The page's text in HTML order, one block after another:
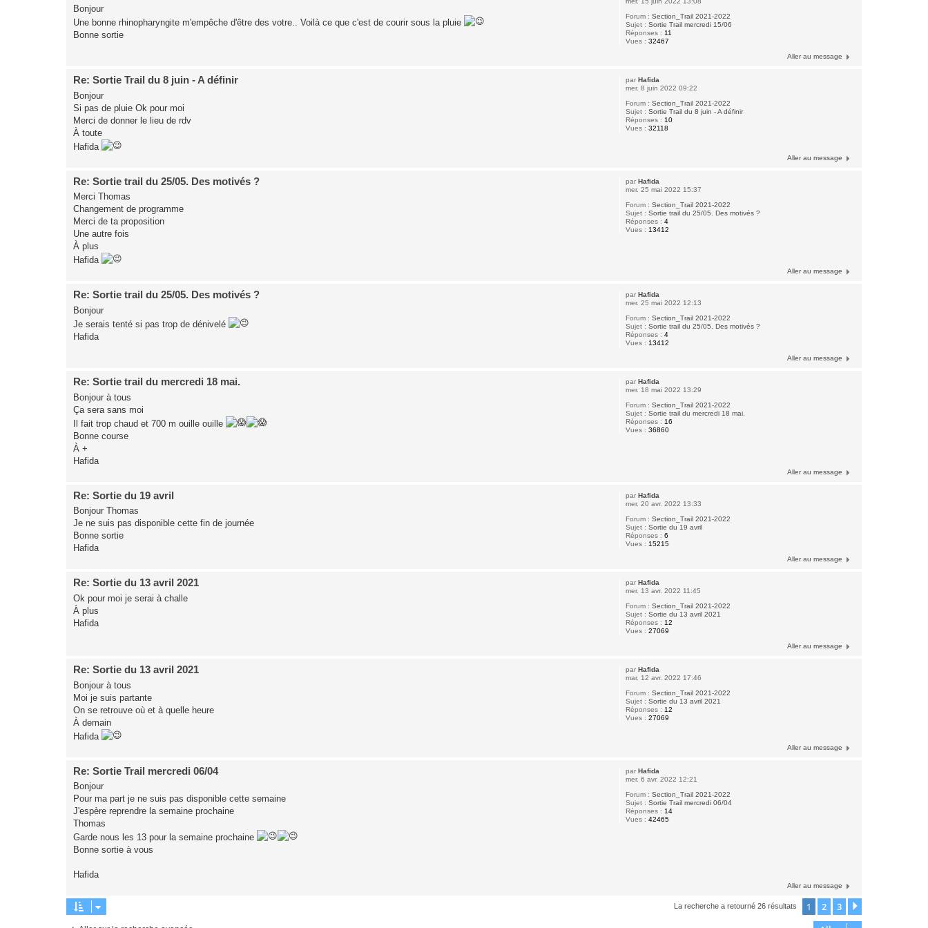
Forum :Section_Trail 2021-2022
Sujet :Sortie Trail mercredi 15/06
Réponses : 11
Vues :32467
Bonjour
Une bonne rhinopharyngite m'empêche d'être des votre.. Voilà ce que c'est de courir sous la pluie
Bonne sortie
Aller au message
parHafida
mer. 8 juin 2022 09:22
Forum :Section_Trail 2021-2022
Sujet :Sortie Trail du 8 juin - A définir
Réponses : 10
Vues :32118
Re: Sortie Trail du 8 juin - A définir
Bonjour
Si pas de pluie Ok pour moi
Merci de donner le lieu de rdv
À toute
Hafida
Aller au message
parHafida
mer. 25 mai 2022 15:37
Forum :Section_Trail 2021-2022
Sujet :Sortie trail du 25/05. Des motivés ?
Réponses :4
Vues : 13412
Re: Sortie trail du 25/05. Des motivés ?
Merci Thomas
Changement de programme
Merci de ta proposition
Une autre fois
À plus
Hafida
Aller au message
parHafida
mer. 25 mai 2022 12:13
Forum :Section_Trail 2021-2022
Sujet :Sortie trail du 25/05. Des motivés ?
Réponses :4
Vues : 13412
Re: Sortie trail du 25/05. Des motivés ?
Bonjour
Je serais tenté si pas trop de dénivelé
Hafida
Aller au message
parHafida
mer. 18 mai 2022 13:29
Forum :Section_Trail 2021-2022
Sujet :Sortie trail du mercredi 18 mai.
Réponses : 16
Vues :36860
Re: Sortie trail du mercredi 18 mai.
Bonjour à tous
Ça sera sans moi
Il fait trop chaud et 700 m ouille ouille
Bonne course
À +
Hafida
Aller au message
parHafida
mer. 20 avr. 2022 13:33
Forum :Section_Trail 2021-2022
Sujet :Sortie du 19 avril
Réponses :6
Vues : 15215
Re: Sortie du 19 avril
Bonjour Thomas
Je ne suis pas disponible cette fin de journée
Bonne sortie
Hafida
Aller au message
parHafida
mer. 13 avr. 2022 11:45
Forum :Section_Trail 2021-2022
Sujet :Sortie du 13 avril 2021
Réponses : 12
Vues :27069
Re: Sortie du 13 avril 2021
Ok pour moi je serai à challe
À plus
Hafida
Aller au message
parHafida
mar. 12 avr. 2022 17:46
Forum :Section_Trail 2021-2022
Sujet :Sortie du 13 avril 2021
Réponses : 12
Vues :27069
Re: Sortie du 13 avril 2021
Bonjour à tous
Moi je suis partante
On se retrouve où et à quelle heure
À demain
Hafida
Aller au message
parHafida
mer. 6 avr. 2022 12:21
Forum :Section_Trail 2021-2022
Sujet :Sortie Trail mercredi 06/04
Réponses : 14
Vues :42465
Re: Sortie Trail mercredi 06/04
Bonjour
Pour ma part je ne suis pas disponible cette semaine
J'espère reprendre la semaine prochaine
Thomas
Garde nous les 13 pour la semaine prochaine
Bonne sortie à vous
Hafida
Aller au message
La recherche a retourné 26 résultats 1 2 3